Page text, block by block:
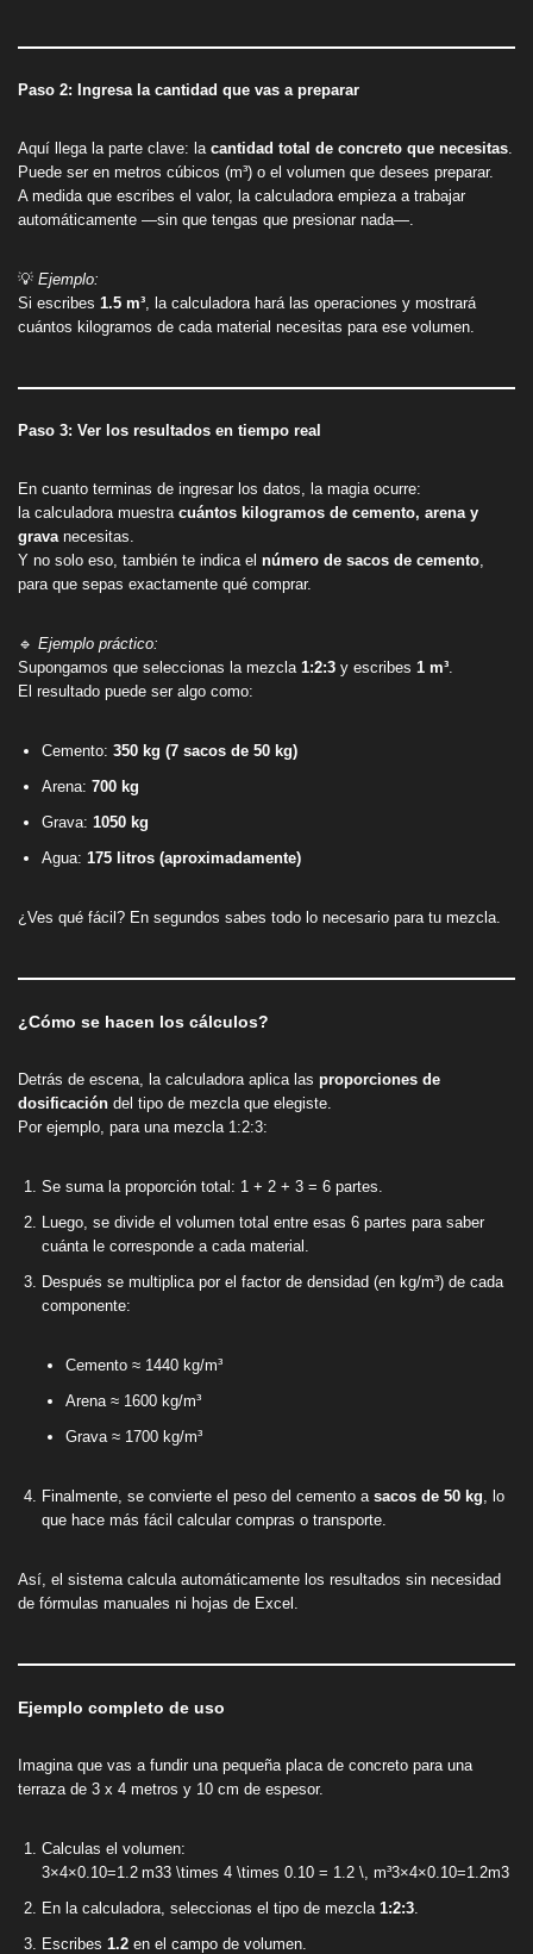
Paso 2: Ingresa la cantidad que vas a preparar
Aquí llega la parte clave: la cantidad total de concreto que necesitas
Puede ser en metros cúbicos (m³) o el volumen que desees preparar.
A medida que escribes el valor, la calculadora empieza a trabajar
automáticamente —sin que tengas que presionar nada—.
💡 Ejemplo:
Si escribes 1.5 m³ , la calculadora hará las operaciones y mostrará
cuántos kilogramos de cada material necesitas para ese volumen.
Paso 3: Ver los resultados en tiempo real
En cuanto terminas de ingresar los datos, la magia ocurre:
la calculadora muestra cuántos kilogramos de cemento, arena y
grava necesitas.
Y no solo eso, también te indica el número de sacos de cemento
para que sepas exactamente qué comprar.
🔹 Ejemplo práctico:
Supongamos que seleccionas la mezcla 1:2:3 y escribes 1 m³
El resultado puede ser algo como:
Cemento: 350 kg (7 sacos de 50 kg)
Arena: 700 kg
Grava: 1050 kg
Agua: 175 litros (aproximadamente)
¿Ves qué fácil? En segundos sabes todo lo necesario para tu mezcla.
¿Cómo se hacen los cálculos?
Detrás de escena, la calculadora aplica las proporciones de
dosificación del tipo de mezcla que elegiste.
Por ejemplo, para una mezcla 1:2:3:
Se suma la proporción total: 1 + 2 + 3 = 6 partes.
Luego, se divide el volumen total entre esas 6 partes para saber
cuánta le corresponde a cada material.
Después se multiplica por el factor de densidad (en kg/m³) de cada
componente:
Cemento ≈ 1440 kg/m³
Arena ≈ 1600 kg/m³
Grava ≈ 1700 kg/m³
Finalmente, se convierte el peso del cemento a sacos de 50 kg , lo
que hace más fácil calcular compras o transporte.
Así, el sistema calcula automáticamente los resultados sin necesidad
de fórmulas manuales ni hojas de Excel.
Ejemplo completo de uso
Imagina que vas a fundir una pequeña placa de concreto para una
terraza de 3 x 4 metros y 10 cm de espesor.
Calculas el volumen:
3×4×0.10=1.2 m33 \times 4 \times 0.10 = 1.2 \, m³3×4×0.10=1.2m3
En la calculadora, seleccionas el tipo de mezcla 1:2:3
Escribes 1.2 en el campo de volumen.